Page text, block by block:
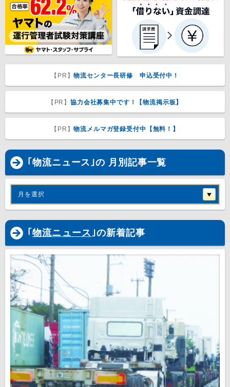
【PR】物流センター長研修 申込受付中！
【PR】協力会社募集中です！【物流掲示板】
【PR】物流メルマガ登録受付中【無料！】
｢物流ニュース｣の 月別記事一覧
月を選択
｢ 物流ニュース｣の新着記事